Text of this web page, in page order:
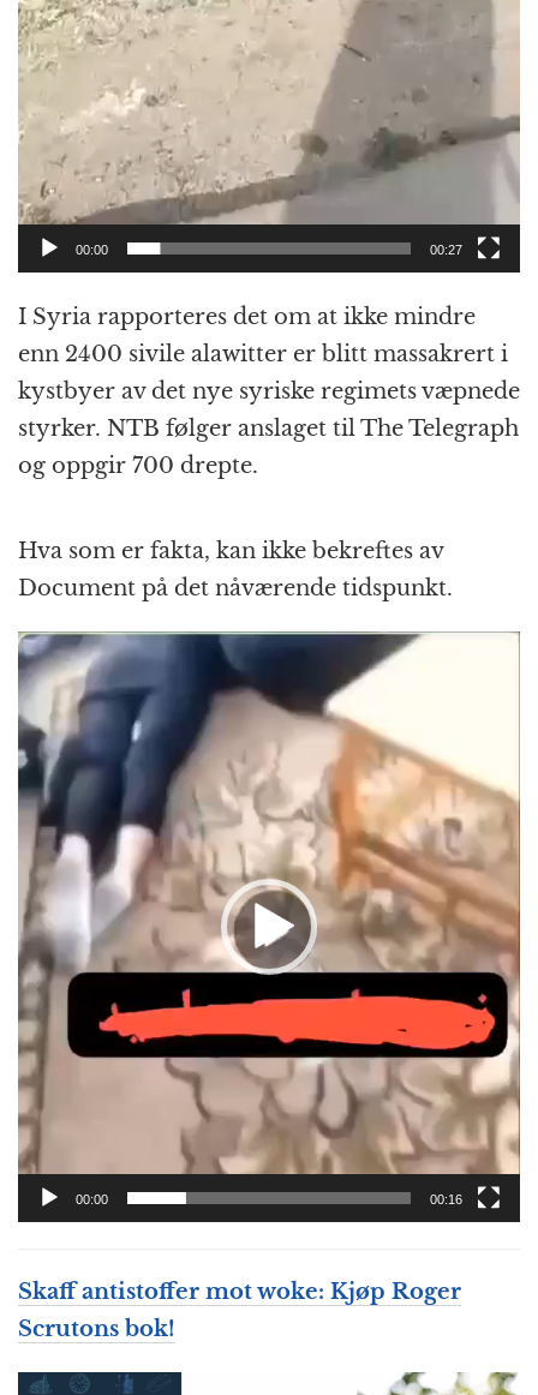
00:00 00:27
I Syria rapporteres det om at ikke mindre
enn 2400 sivile alawitter er blitt massakrert i
kystbyer av det nye syriske regimets væpnede
styrker. NTB følger anslaget til The Telegraph
og oppgir 700 drepte.
Hva som er fakta, kan ikke bekreftes av
Document på det nåværende tidspunkt.
Videoavspiller
00:00 00:16
Skaff antistoffer mot woke: Kjøp Roger
Scrutons bok!